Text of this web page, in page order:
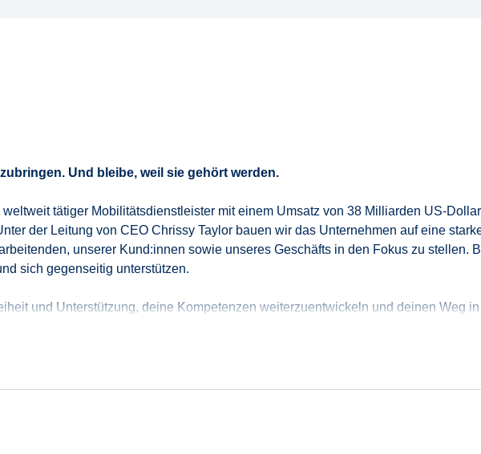
Und bleibe, weil sie gehört werden.
weltweit tätiger Mobilitätsdienstleister mit einem Umsatz von 38 Milliarden US-
der Leitung von CEO Chrissy Taylor bauen wir das Unternehmen auf eine
unserer Kund:innen sowie unseres Geschäfts in den Fokus zu stellen.
sich gegenseitig unterstützen.
und Unterstützung, deine Kompetenzen weiterzuentwickeln und deinen Weg
sondern „on